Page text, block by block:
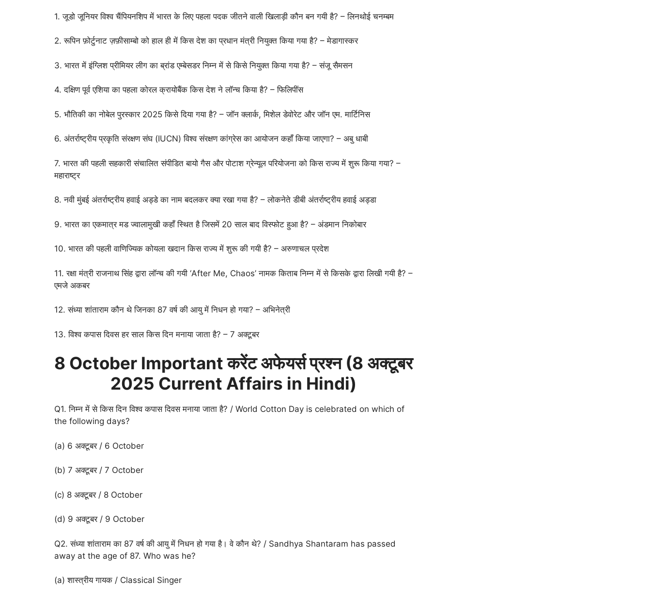
1. जूडो जूनियर विश्व चैंपियनशिप में भारत के लिए पहला पदक जीतने वाली खिलाड़ी कौन बन गयी है? – लिनथोई चनम्बम
2. रूपिन फ़ोर्टुनाट ज़फ़ीसाम्बो को हाल ही में किस देश का प्रधान मंत्री नियुक्त किया गया है? – मेडागास्कर
3. भारत में इंग्लिश प्रीमियर लीग का ब्रांड एम्बेसडर निम्न में से किसे नियुक्त किया गया है? – संजू सैमसन
4. दक्षिण पूर्व एशिया का पहला कोरल क्रायोबैंक किस देश ने लॉन्च किया है? – फिलिपींस
5. भौतिकी का नोबेल पुरस्कार 2025 किसे दिया गया है? – जॉन क्लार्क, मिशेल डेवोरेट और जॉन एम. मार्टिनिस
6. अंतर्राष्ट्रीय प्रकृति संरक्षण संघ (IUCN) विश्व संरक्षण कांग्रेस का आयोजन कहाँ किया जाएगा? – अबु धाबी
7. भारत की पहली सहकारी संचालित संपीडित बायो गैस और पोटाश ग्रेन्यूल परियोजना को किस राज्य में शुरू किया गया? –
महाराष्ट्र
8. नवी मुंबई अंतर्राष्ट्रीय हवाई अड्डे का नाम बदलकर क्या रखा गया है? – लोकनेते डीबी अंतर्राष्ट्रीय हवाई अड्डा
9. भारत का एकमात्र मड ज्वालामुखी कहाँ स्थित है जिसमें 20 साल बाद विस्फोट हुआ है? – अंडमान निकोबार
10. भारत की पहली वाणिज्यिक कोयला खदान किस राज्य में शुरू की गयी है? – अरुणाचल प्रदेश
11. रक्षा मंत्री राजनाथ सिंह द्वारा लॉन्च की गयी ‘After Me, Chaos’ नामक किताब निम्न में से किसके द्वारा लिखी गयी है? –
एमजे अकबर
12. संध्या शांताराम कौन थे जिनका 87 वर्ष की आयु में निधन हो गया? – अभिनेत्री
13. विश्व कपास दिवस हर साल किस दिन मनाया जाता है? – 7 अक्टूबर
8 October Important करेंट अफेयर्स प्रश्न (8 अक्टूबर
2025 Current Affairs in Hindi)
Q1. निम्न में से किस दिन विश्व कपास दिवस मनाया जाता है? / World Cotton Day is celebrated on which of
the following days?
(a) 6 अक्टूबर / 6 October
(b) 7 अक्टूबर / 7 October
(c) 8 अक्टूबर / 8 October
(d) 9 अक्टूबर / 9 October
Q2. संध्या शांताराम का 87 वर्ष की आयु में निधन हो गया है। वे कौन थे? / Sandhya Shantaram has passed
away at the age of 87. Who was he?
(a) शास्त्रीय गायक / Classical Singer